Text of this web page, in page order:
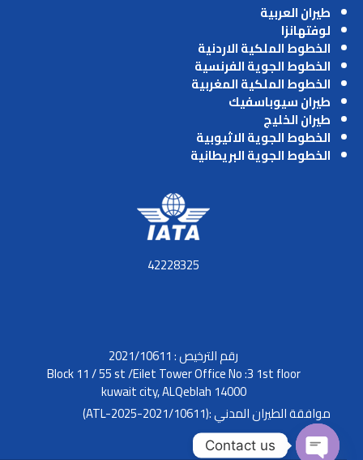
طيران العربية
لوفتهانزا
الخطوط الملكية الاردنية
الخطوط الجوية الفرنسية
الخطوط الملكية المغربية
طيران سيوباسفيك
طيران الخليج
الخطوط الجوية الاثيوبية
الخطوط الجوية البريطانية
42228325
رقم الترخيص : 2021/10611
Block 11 / 55 st /Eilet Tower Office No :3 1st floor
kuwait city, ALQeblah 14000
موافقة الطيران المدني :(2021/10611-ATL-2025)
Contact us